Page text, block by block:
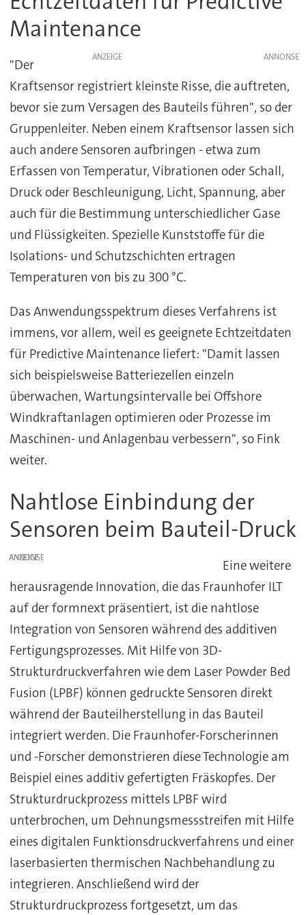
Maintenance
ANZEIGE
"Der
Kraftsensor registriert kleinste Risse, die auftreten,
bevor sie zum Versagen des Bauteils führen", so der
Gruppenleiter. Neben einem Kraftsensor lassen sich
auch andere Sensoren aufbringen - etwa zum
Erfassen von Temperatur, Vibrationen oder Schall,
Druck oder Beschleunigung, Licht, Spannung, aber
auch für die Bestimmung unterschiedlicher Gase
und Flüssigkeiten. Spezielle Kunststoffe für die
Isolations- und Schutzschichten ertragen
Temperaturen von bis zu 300 °C.
Das Anwendungsspektrum dieses Verfahrens ist
immens, vor allem, weil es geeignete Echtzeitdaten
für Predictive Maintenance liefert: "Damit lassen
sich beispielsweise Batteriezellen einzeln
überwachen, Wartungsintervalle bei Offshore
Windkraftanlagen optimieren oder Prozesse im
Maschinen- und Anlagenbau verbessern", so Fink
weiter.
Nahtlose Einbindung der
Sensoren beim Bauteil-Druck
ANZEIGE
Eine weitere
herausragende Innovation, die das Fraunhofer ILT
auf der formnext präsentiert, ist die nahtlose
Integration von Sensoren während des additiven
Fertigungsprozesses. Mit Hilfe von 3D-
Strukturdruckverfahren wie dem Laser Powder Bed
Fusion (LPBF) können gedruckte Sensoren direkt
während der Bauteilherstellung in das Bauteil
integriert werden. Die Fraunhofer-Forscherinnen
und -Forscher demonstrieren diese Technologie am
Beispiel eines additiv gefertigten Fräskopfes. Der
Strukturdruckprozess mittels LPBF wird
unterbrochen, um Dehnungsmessstreifen mit Hilfe
eines digitalen Funktionsdruckverfahrens und einer
laserbasierten thermischen Nachbehandlung zu
integrieren. Anschließend wird der
Strukturdruckprozess fortgesetzt, um das